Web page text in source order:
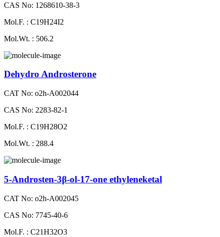
CAS No: 1268610-38-3
Mol.F. : C19H24I2
Mol.Wt. : 506.2
Dehydro Androsterone
CAT No: o2h-A002044
CAS No: 2283-82-1
Mol.F. : C19H28O2
Mol.Wt. : 288.4
5-Androsten-3β-ol-17-one ethyleneketal
CAT No: o2h-A002045
CAS No: 7745-40-6
Mol.F. : C21H32O3